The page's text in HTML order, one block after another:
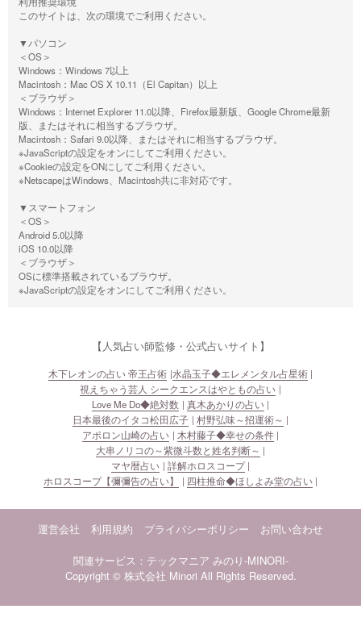
このサイトは、次の環境でご利用ください。
▼パソコン
＜OS＞
Windows：Windows 7以上
Macintosh：Mac OS X 10.11（El Capitan）以上
＜ブラウザ＞
Windows：Internet Explorer 11.0以降、Firefox最新版、Google Chrome最新
版、またはそれに相当するブラウザ。
Macintosh：Safari 9.0以降、またはそれに相当するブラウザ。
※JavaScriptの設定をオンにしてご利用ください。
※Cookieの設定をONにしてご利用ください。
※NetscapeはWindows、Macintosh共に非対応です。
▼スマートフォン
＜OS＞
Android 5.0以降
iOS 10.0以降
＜ブラウザ＞
OSに標準搭載されているブラウザ。
※JavaScriptの設定をオンにしてご利用ください。
【人気占い師監修・公式占いサイト】
木下レオンの占い 帝王占術 水晶玉子◆エレメンタル占星術
視えちゃう芸人 シークエンスはやともの占い
Love Me Do◆絶対数
真木あかりの占い
日本最後のイタコ松田広子
村野弘味～招運術～
アポロン山崎の占い
木村藤子◆幸せの条件
大串ノリコの～紫微斗数と姓名判断～
マヤ暦占い
詳解ホロスコープ
ホロスコープ【彌彌告の占い】
四柱推命◆ほしよみ堂の占い
運営会社 利用規約 プライバシーポリシー お問い合わせ
関連サービス：テックマニア みのり-MINORI-
Copyright © 株式会社 Minori All Rights Reserved.